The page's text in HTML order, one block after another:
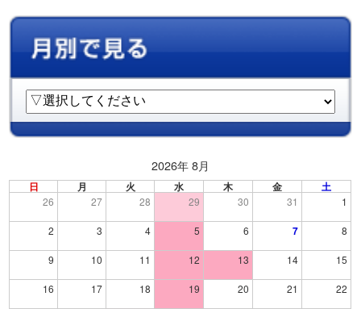
2026年 8月
日 月 火 水 木 金 土
26 27 28 29 30 31 1
2 3 4 5 6 7 8
9 10 11 12 13 14 15
16 17 18 19 20 21 22